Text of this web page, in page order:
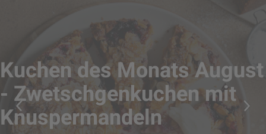
Kuchen des Monats August
- Zwetschgenkuchen mit
Knuspermandeln